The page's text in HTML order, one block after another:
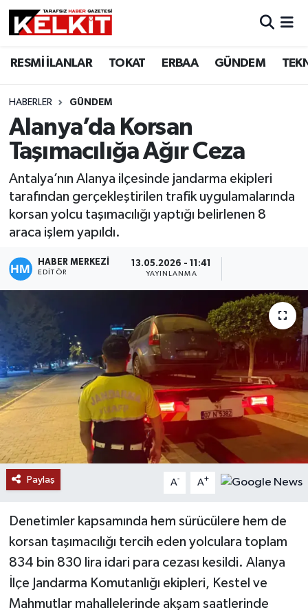
RESMİ İLANLAR TOKAT ERBAA GÜNDEM
HABERLER GÜNDEM
Alanya’da Korsan
Taşımacılığa Ağır Ceza
Antalya’nın Alanya ilçesinde jandarma ekipleri
tarafından gerçekleştirilen trafik uygulamalarında
korsan yolcu taşımacılığı yaptığı belirlenen 8
araca işlem yapıldı.
HABER MERKEZİ
EDITÖR
13.05.2026 - 11:41
YAYINLANMA
Paylaş A- A+
Denetimler kapsamında hem sürücülere hem de
korsan taşımacılığı tercih eden yolculara toplam
834 bin 830 lira idari para cezası kesildi. Alanya
İlçe Jandarma Komutanlığı ekipleri, Kestel ve
Mahmutlar mahallelerinde akşam saatlerinde